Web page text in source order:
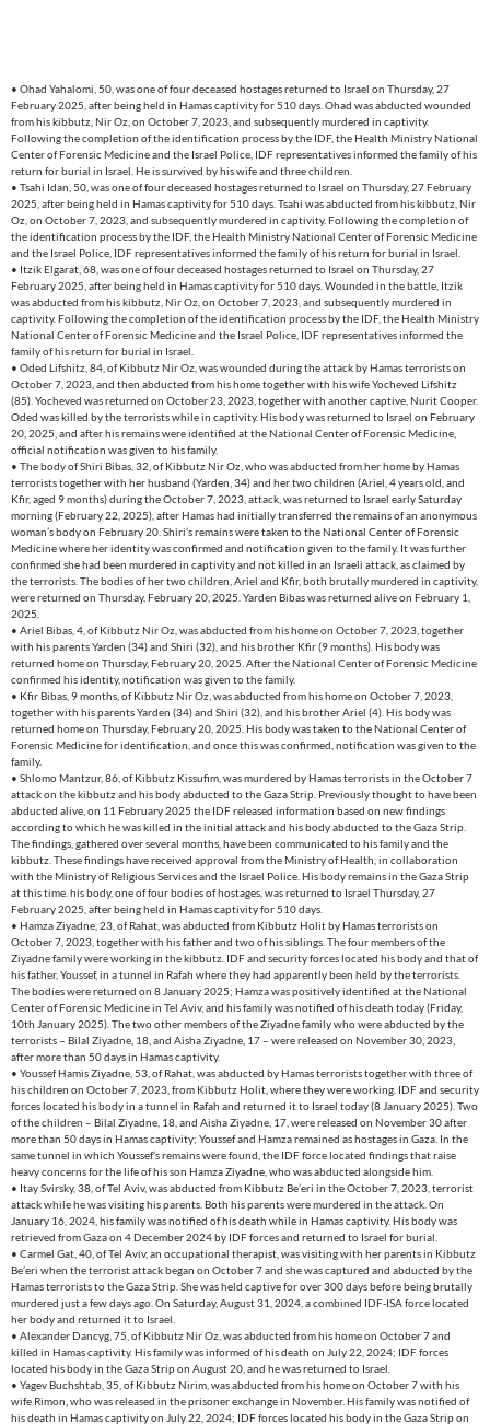
• Ohad Yahalomi, 50, was one of four deceased hostages returned to Israel on Thursday, 27
February 2025, after being held in Hamas captivity for 510 days. Ohad was abducted wounded
from his kibbutz, Nir Oz, on October 7, 2023, and subsequently murdered in captivity.
Following the completion of the identification process by the IDF, the Health Ministry National
Center of Forensic Medicine and the Israel Police, IDF representatives informed the family of his
return for burial in Israel. He is survived by his wife and three children.
• Tsahi Idan, 50, was one of four deceased hostages returned to Israel on Thursday, 27 February
2025, after being held in Hamas captivity for 510 days. Tsahi was abducted from his kibbutz, Nir
Oz, on October 7, 2023, and subsequently murdered in captivity. Following the completion of
the identification process by the IDF, the Health Ministry National Center of Forensic Medicine
and the Israel Police, IDF representatives informed the family of his return for burial in Israel.
• Itzik Elgarat, 68, was one of four deceased hostages returned to Israel on Thursday, 27
February 2025, after being held in Hamas captivity for 510 days. Wounded in the battle, Itzik
was abducted from his kibbutz, Nir Oz, on October 7, 2023, and subsequently murdered in
captivity. Following the completion of the identification process by the IDF, the Health Ministry
National Center of Forensic Medicine and the Israel Police, IDF representatives informed the
family of his return for burial in Israel.
• Oded Lifshitz, 84, of Kibbutz Nir Oz, was wounded during the attack by Hamas terrorists on
October 7, 2023, and then abducted from his home together with his wife Yocheved Lifshitz
(85). Yocheved was returned on October 23, 2023, together with another captive, Nurit Cooper.
Oded was killed by the terrorists while in captivity. His body was returned to Israel on February
20, 2025, and after his remains were identified at the National Center of Forensic Medicine,
official notification was given to his family.
• The body of Shiri Bibas, 32, of Kibbutz Nir Oz, who was abducted from her home by Hamas
terrorists together with her husband (Yarden, 34) and her two children (Ariel, 4 years old, and
Kfir, aged 9 months) during the October 7, 2023, attack, was returned to Israel early Saturday
morning (February 22, 2025), after Hamas had initially transferred the remains of an anonymous
woman’s body on February 20. Shiri’s remains were taken to the National Center of Forensic
Medicine where her identity was confirmed and notification given to the family. It was further
confirmed she had been murdered in captivity and not killed in an Israeli attack, as claimed by
the terrorists. The bodies of her two children, Ariel and Kfir, both brutally murdered in captivity,
were returned on Thursday, February 20, 2025. Yarden Bibas was returned alive on February 1,
2025.
• Ariel Bibas, 4, of Kibbutz Nir Oz, was abducted from his home on October 7, 2023, together
with his parents Yarden (34) and Shiri (32), and his brother Kfir (9 months). His body was
returned home on Thursday, February 20, 2025. After the National Center of Forensic Medicine
confirmed his identity, notification was given to the family.
• Kfir Bibas, 9 months, of Kibbutz Nir Oz, was abducted from his home on October 7, 2023,
together with his parents Yarden (34) and Shiri (32), and his brother Ariel (4). His body was
returned home on Thursday, February 20, 2025. His body was taken to the National Center of
Forensic Medicine for identification, and once this was confirmed, notification was given to the
family.
• Shlomo Mantzur, 86, of Kibbutz Kissufim, was murdered by Hamas terrorists in the October 7
attack on the kibbutz and his body abducted to the Gaza Strip. Previously thought to have been
abducted alive, on 11 February 2025 the IDF released information based on new findings
according to which he was killed in the initial attack and his body abducted to the Gaza Strip.
The findings, gathered over several months, have been communicated to his family and the
kibbutz. These findings have received approval from the Ministry of Health, in collaboration
with the Ministry of Religious Services and the Israel Police. His body remains in the Gaza Strip
at this time. his body, one of four bodies of hostages, was returned to Israel Thursday, 27
February 2025, after being held in Hamas captivity for 510 days.
• Hamza Ziyadne, 23, of Rahat, was abducted from Kibbutz Holit by Hamas terrorists on
October 7, 2023, together with his father and two of his siblings. The four members of the
Ziyadne family were working in the kibbutz. IDF and security forces located his body and that of
his father, Youssef, in a tunnel in Rafah where they had apparently been held by the terrorists.
The bodies were returned on 8 January 2025; Hamza was positively identified at the National
Center of Forensic Medicine in Tel Aviv, and his family was notified of his death today (Friday,
10th January 2025). The two other members of the Ziyadne family who were abducted by the
terrorists – Bilal Ziyadne, 18, and Aisha Ziyadne, 17 – were released on November 30, 2023,
after more than 50 days in Hamas captivity.
• Youssef Hamis Ziyadne, 53, of Rahat, was abducted by Hamas terrorists together with three of
his children on October 7, 2023, from Kibbutz Holit, where they were working. IDF and security
forces located his body in a tunnel in Rafah and returned it to Israel today (8 January 2025). Two
of the children – Bilal Ziyadne, 18, and Aisha Ziyadne, 17, were released on November 30 after
more than 50 days in Hamas captivity; Youssef and Hamza remained as hostages in Gaza. In the
same tunnel in which Youssef’s remains were found, the IDF force located findings that raise
heavy concerns for the life of his son Hamza Ziyadne, who was abducted alongside him.
• Itay Svirsky, 38, of Tel Aviv, was abducted from Kibbutz Be’eri in the October 7, 2023, terrorist
attack while he was visiting his parents. Both his parents were murdered in the attack. On
January 16, 2024, his family was notified of his death while in Hamas captivity. His body was
retrieved from Gaza on 4 December 2024 by IDF forces and returned to Israel for burial.
• Carmel Gat, 40, of Tel Aviv, an occupational therapist, was visiting with her parents in Kibbutz
Be’eri when the terrorist attack began on October 7 and she was captured and abducted by the
Hamas terrorists to the Gaza Strip. She was held captive for over 300 days before being brutally
murdered just a few days ago. On Saturday, August 31, 2024, a combined IDF-ISA force located
her body and returned it to Israel.
• Alexander Dancyg, 75, of Kibbutz Nir Oz, was abducted from his home on October 7 and
killed in Hamas captivity. His family was informed of his death on July 22, 2024; IDF forces
located his body in the Gaza Strip on August 20, and he was returned to Israel.
• Yagev Buchshtab, 35, of Kibbutz Nirim, was abducted from his home on October 7 with his
wife Rimon, who was released in the prisoner exchange in November. His family was notified of
his death in Hamas captivity on July 22, 2024; IDF forces located his body in the Gaza Strip on